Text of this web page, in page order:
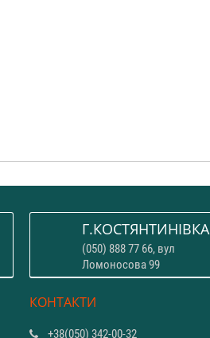
Г.КОСТЯНТИНІВКА
(050) 888 77 66, вул
Ломоносова 99
КОНТАКТИ
+38(050) 342-00-32